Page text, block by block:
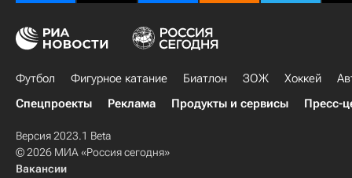
Футбол Фигурное катание Биатлон ЗОЖ Хоккей
Спецпроекты
Реклама Продукты и сервисы Пресс-
Версия 2023.1 Beta
© 2026 МИА «Россия сегодня»
Вакансии